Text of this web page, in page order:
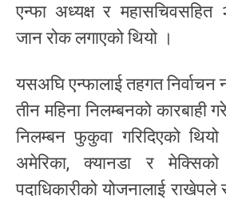
एन्फा अध्यक्ष र महासचिवसहित
जान रोक लगाएको थियो ।
यसअघि एन्फालाई तहगत
तीन महिना निलम्बनको कारबाही
निलम्बन फुकुवा गरिदिएको
अमेरिका, क्यानडा र
पदाधिकारीको योजनालाई राखेपले